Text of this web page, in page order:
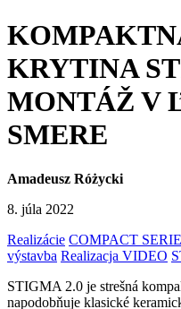
KRYTINA
MONTÁŽ V
SMERE
Amadeusz Różycki
8. júla 2022
Realizácie COMPACT
výstavba Realizacja VIDEO
STIGMA 2.0 je strešná
napodobňuje klasické